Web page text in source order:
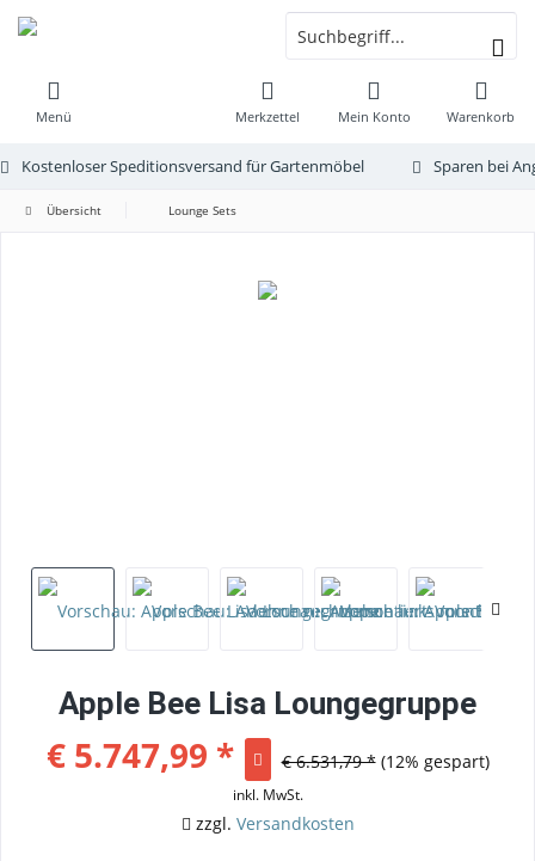
Menü Warenkorb
Merkzettel Mein Konto
Kostenloser Speditionsversand für Gartenmöbel Sparen bei
Übersicht Lounge Sets
Apple Bee Lisa Loungegruppe
€ 5.747,99 * € 6.531,79 * (12% gespart)
inkl. MwSt.
zzgl. Versandkosten